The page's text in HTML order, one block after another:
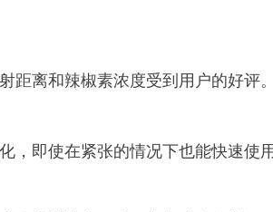
离和辣椒素浓度受到用户的好评
即使在紧张的情况下也能快速使